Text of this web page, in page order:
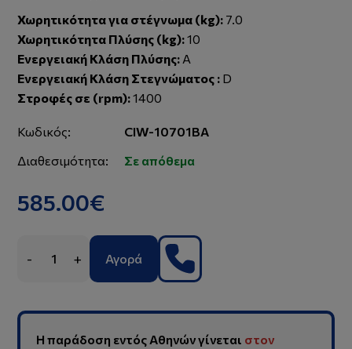
Χωρητικότητα για στέγνωμα (kg): 7.0
Χωρητικότητα Πλύσης (kg):10
Ενεργειακή Κλάση Πλύσης: A
Ενεργειακή Κλάση Στεγνώματος : D
Στροφές σε (rpm):1400
Κωδικός:
CIW-10701BA
Διαθεσιμότητα:
Σε απόθεμα
585.00€
- + Αγορά
Η παράδοση εντός Αθηνών γίνεται στον